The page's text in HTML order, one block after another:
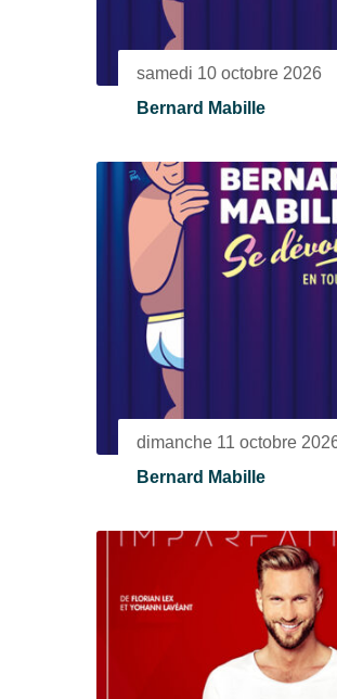
samedi 10 octobre 2026
Bernard Mabille
dimanche 11 octobre
Bernard Mabille